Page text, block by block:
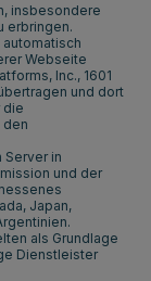
insbesondere
erbringen.
Webseite
Inc., 1601
und dort
die
den
in
und der
Japan,
als Grundlage
Dienstleister